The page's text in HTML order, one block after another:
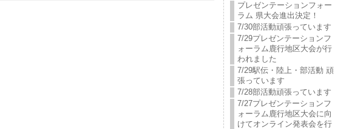
プレゼンテーションフォー
ラム 県大会進出決定！
7/30部活動頑張っています
7/29プレゼンテーションフ
ォーラム鹿行地区大会が行
われました
7/29駅伝・陸上・部活動 頑
張っています
7/28部活動頑張っています
7/27プレゼンテーションフ
ォーラム鹿行地区大会に向
けてオンライン発表会を行